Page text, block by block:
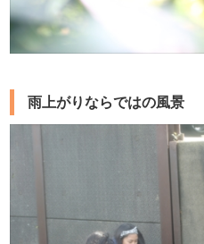
雨上がりならではの風景